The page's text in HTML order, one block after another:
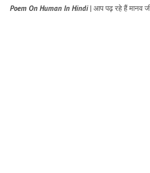
Poem On Human In Hindi| आप पढ़ रहे हैं मानव